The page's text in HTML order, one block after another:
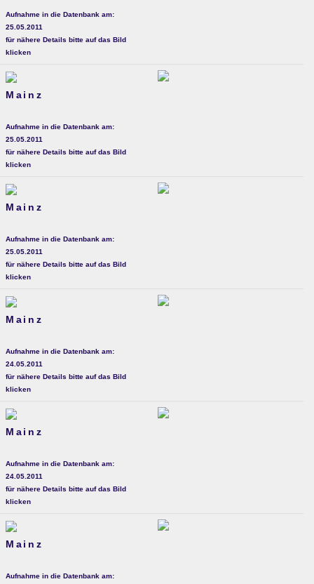
Aufnahme in die Datenbank am:
25.05.2011
für nähere Details bitte auf das Bild
klicken
Mainz
Aufnahme in die Datenbank am:
25.05.2011
für nähere Details bitte auf das Bild
klicken
Mainz
Aufnahme in die Datenbank am:
25.05.2011
für nähere Details bitte auf das Bild
klicken
Mainz
Aufnahme in die Datenbank am:
24.05.2011
für nähere Details bitte auf das Bild
klicken
Mainz
Aufnahme in die Datenbank am:
24.05.2011
für nähere Details bitte auf das Bild
klicken
Mainz
Aufnahme in die Datenbank am: